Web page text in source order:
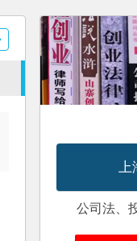
上
公司法、